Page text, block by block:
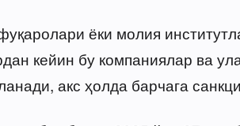
ёки молия
кейин бу компаниялар ва
акс ҳолда барчага